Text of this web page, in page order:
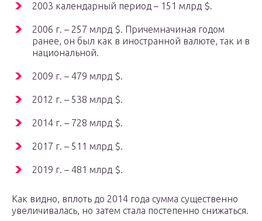
2003 календарный период – 151 млрд $.
2006 г. – 257 млрд $. Причемначиная годом
ранее, он был как в иностранной валюте, так и в
национальной.
2009 г. – 479 млрд $.
2012 г. – 538 млрд $.
2014 г. – 728 млрд $.
2017 г. – 511 млрд $.
2019 г. – 481 млрд $.
Как видно, вплоть до 2014 года сумма существенно
увеличивалась, но затем стала постепенно снижаться.